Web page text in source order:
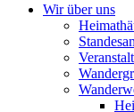
Wir über uns